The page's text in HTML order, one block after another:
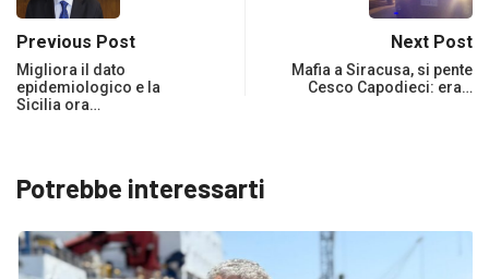
Previous Post
Migliora il dato
epidemiologico e la
Sicilia ora…
Next Post
Mafia a Siracusa, si pente
Cesco Capodieci: era…
Potrebbe interessarti